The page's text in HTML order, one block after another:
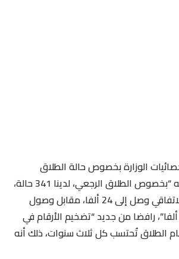
الوزارة بخصوص حالة الطلاق
بالمغرب، إذ كشف أنه “بخصوص الطلاق الرجعي، لدينا 341 حالة،
في حين إن الطلاق الاتفاقي وصل إلى 24 ألفا، مقابل وصول
نسبة الزواج إلى 240 ألفا”، رافضا من جديد “تضخيم الأرقام في
الطلاق تُحتسب كل ثلاث سنوات، ذلك أنه